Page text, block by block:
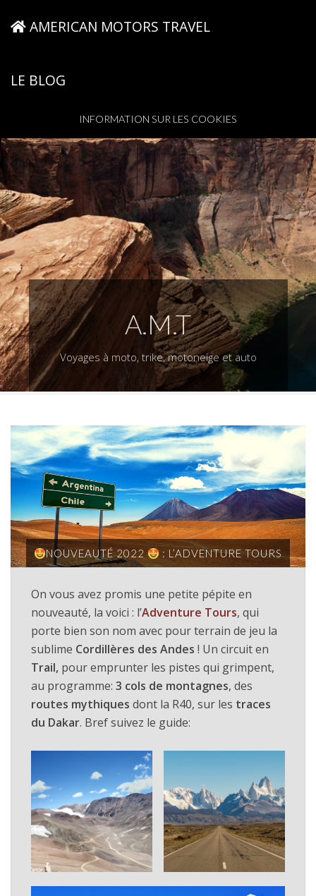
AMERICAN MOTORS TRAVEL
LE BLOG
INFORMATION SUR LES COOKIES
A.M.T
Voyages à moto, trike, motoneige et auto
NOUVEAUTÉ 2022 : L’ADVENTURE TOURS
On vous avez promis une petite pépite en
nouveauté, la voici : l’Adventure Tours, qui
porte bien son nom avec pour terrain de jeu la
sublime Cordillères des Andes ! Un circuit en
Trail, pour emprunter les pistes qui grimpent,
au programme: 3 cols de montagnes, des
routes mythiques dont la R40, sur les traces
du Dakar. Bref suivez le guide: